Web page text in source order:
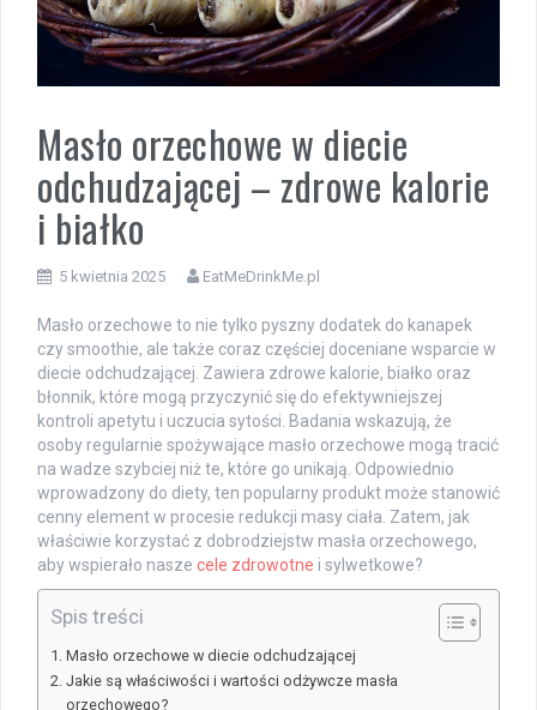
Masło orzechowe w diecie
odchudzającej – zdrowe kalorie
i białko
5 kwietnia 2025 EatMeDrinkMe.pl
Masło orzechowe to nie tylko pyszny dodatek do kanapek
czy smoothie, ale także coraz częściej doceniane wsparcie w
diecie odchudzającej. Zawiera zdrowe kalorie, białko oraz
błonnik, które mogą przyczynić się do efektywniejszej
kontroli apetytu i uczucia sytości. Badania wskazują, że
osoby regularnie spożywające masło orzechowe mogą tracić
na wadze szybciej niż te, które go unikają. Odpowiednio
wprowadzony do diety, ten popularny produkt może stanowić
cenny element w procesie redukcji masy ciała. Zatem, jak
właściwie korzystać z dobrodziejstw masła orzechowego,
aby wspierało nasze cele zdrowotne i sylwetkowe?
Spis treści
Masło orzechowe w diecie odchudzającej
Jakie są właściwości i wartości odżywcze masła
orzechowego?